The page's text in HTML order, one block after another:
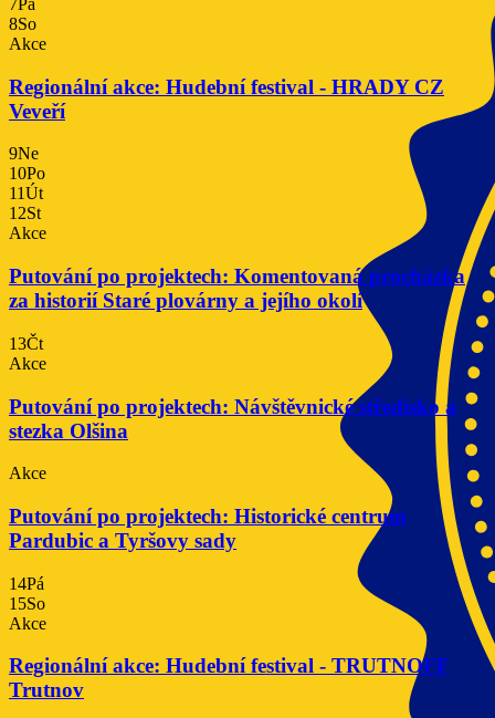
7Pá
8So
Akce
Regionální akce: Hudební festival - HRADY CZ
Veveří
9Ne
10Po
11Út
12St
Akce
Putování po projektech: Komentovaná procházka
za historií Staré plovárny a jejího okolí
13Čt
Akce
Putování po projektech: Návštěvnické středisko a
stezka Olšina
Akce
Putování po projektech: Historické centrum
Pardubic a Tyršovy sady
14Pá
15So
Akce
Regionální akce: Hudební festival - TRUTNOFF
Trutnov